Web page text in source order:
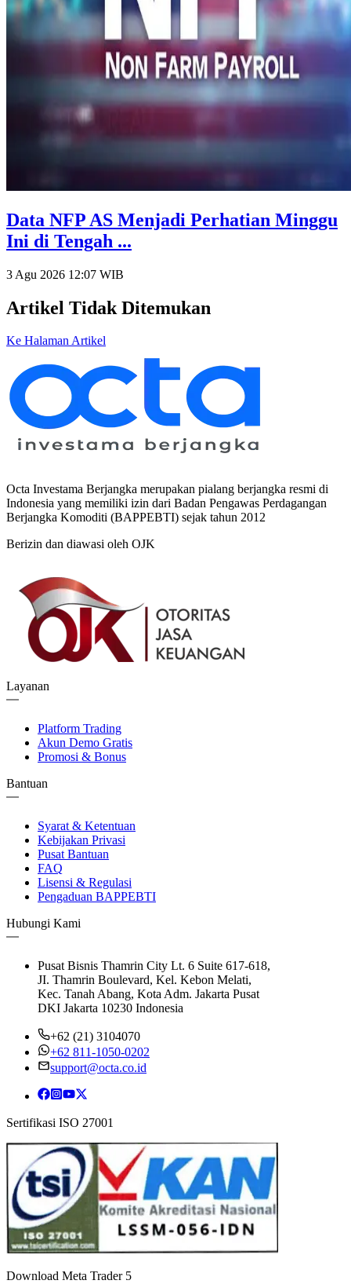
Data NFP AS Menjadi Perhatian Minggu
Ini di Tengah ...
3 Agu 2026 12:07 WIB
Artikel Tidak Ditemukan
Ke Halaman Artikel
Octa Investama Berjangka merupakan pialang berjangka resmi di
Indonesia yang memiliki izin dari Badan Pengawas Perdagangan
Berjangka Komoditi (BAPPEBTI) sejak tahun 2012
Berizin dan diawasi oleh OJK
Layanan
Platform Trading
Akun Demo Gratis
Promosi & Bonus
Bantuan
Syarat & Ketentuan
Kebijakan Privasi
Pusat Bantuan
FAQ
Lisensi & Regulasi
Pengaduan BAPPEBTI
Hubungi Kami
Pusat Bisnis Thamrin City Lt. 6 Suite 617-618,
JI. Thamrin Boulevard, Kel. Kebon Melati,
Kec. Tanah Abang, Kota Adm. Jakarta Pusat
DKI Jakarta 10230 Indonesia
+62 (21) 3104070
+62 811-1050-0202
support@octa.co.id
Sertifikasi ISO 27001
Download Meta Trader 5